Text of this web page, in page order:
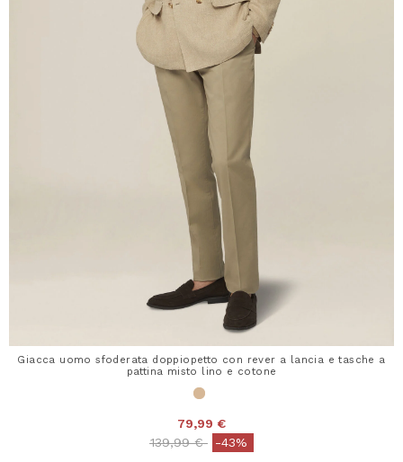
Giacca uomo sfoderata doppiopetto con rever a lancia e tasche a
pattina misto lino e cotone
79,99 €
Price reduced from
139,99 €to-43%